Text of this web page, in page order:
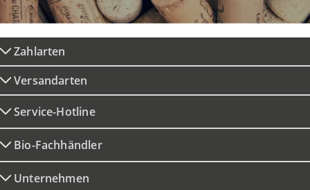
Zahlarten
Versandarten
Service-Hotline
Bio-Fachhändler
Unternehmen